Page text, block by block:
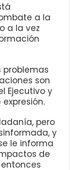
a la
a la vez
problemas
son
Ejecutivo y
pero
y
le informa
de